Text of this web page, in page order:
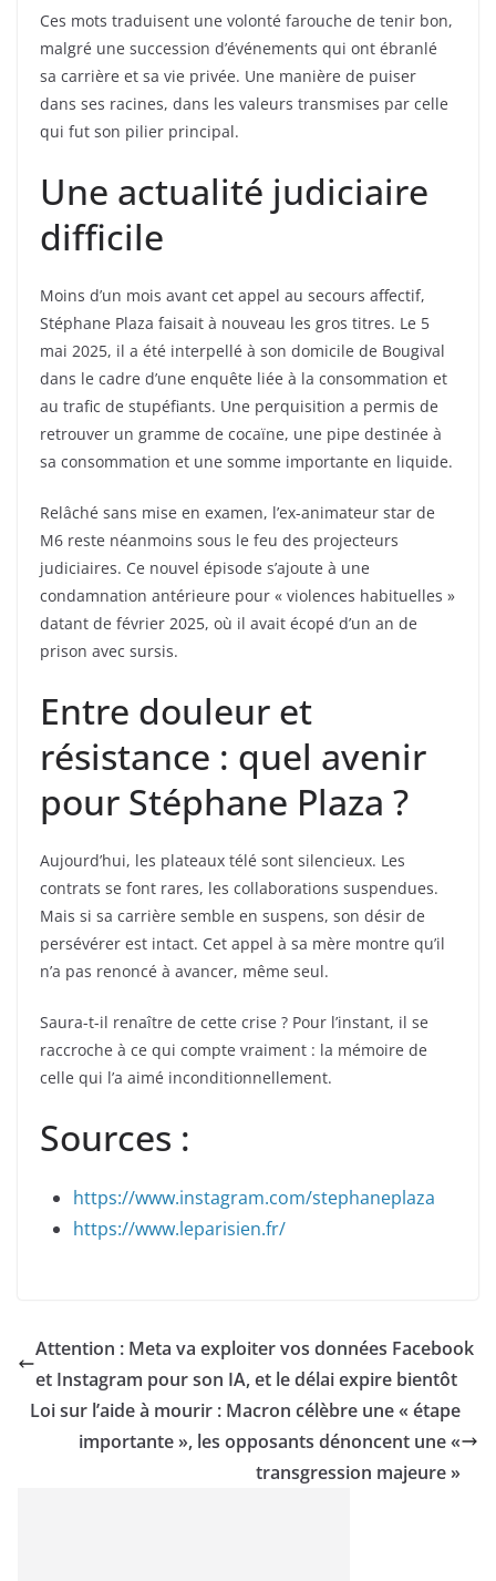
Ces mots traduisent une volonté farouche de tenir bon,
malgré une succession d’événements qui ont ébranlé
sa carrière et sa vie privée. Une manière de puiser
dans ses racines, dans les valeurs transmises par celle
qui fut son pilier principal.
Une actualité judiciaire
difficile
Moins d’un mois avant cet appel au secours affectif,
Stéphane Plaza faisait à nouveau les gros titres. Le 5
mai 2025, il a été interpellé à son domicile de Bougival
dans le cadre d’une enquête liée à la consommation et
au trafic de stupéfiants. Une perquisition a permis de
retrouver un gramme de cocaïne, une pipe destinée à
sa consommation et une somme importante en liquide.
Relâché sans mise en examen, l’ex-animateur star de
M6 reste néanmoins sous le feu des projecteurs
judiciaires. Ce nouvel épisode s’ajoute à une
condamnation antérieure pour « violences habituelles »
datant de février 2025, où il avait écopé d’un an de
prison avec sursis.
Entre douleur et
résistance : quel avenir
pour Stéphane Plaza ?
Aujourd’hui, les plateaux télé sont silencieux. Les
contrats se font rares, les collaborations suspendues.
Mais si sa carrière semble en suspens, son désir de
persévérer est intact. Cet appel à sa mère montre qu’il
n’a pas renoncé à avancer, même seul.
Saura-t-il renaître de cette crise ? Pour l’instant, il se
raccroche à ce qui compte vraiment : la mémoire de
celle qui l’a aimé inconditionnellement.
Sources :
https://www.instagram.com/stephaneplaza
https://www.leparisien.fr/
Attention : Meta va exploiter vos données Facebook
et Instagram pour son IA, et le délai expire bientôt
Loi sur l’aide à mourir : Macron célèbre une « étape
importante », les opposants dénoncent une «
transgression majeure »